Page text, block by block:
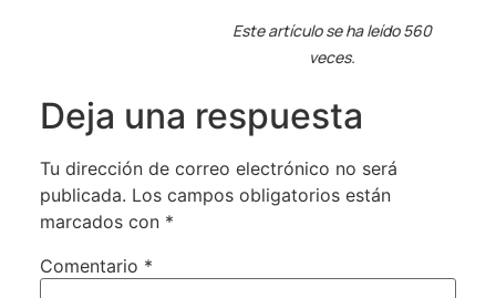
Este artículo se ha leído 560
veces.
Deja una respuesta
Tu dirección de correo electrónico no será
publicada. Los campos obligatorios están
marcados con *
Comentario *